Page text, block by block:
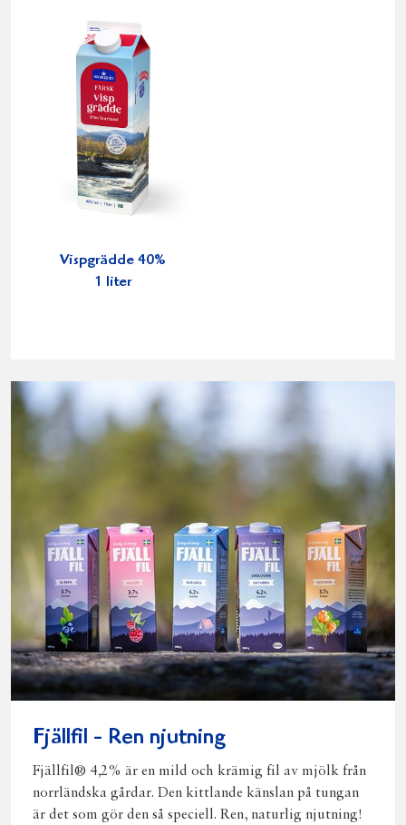
Vispgrädde 40%
1 liter
Fjällfil - Ren njutning
Fjällfil® 4,2% är en mild och krämig fil av mjölk från
norrländska gårdar. Den kittlande känslan på tungan
är det som gör den så speciell. Ren, naturlig njutning!